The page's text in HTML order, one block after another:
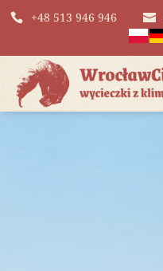
+48 513 946 946